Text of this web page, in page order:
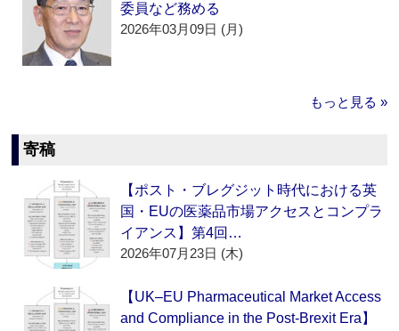
委員など務める
2026年03月09日 (月)
もっと見る »
寄稿
【ポスト・ブレグジット時代における英
国・EUの医薬品市場アクセスとコンプラ
イアンス】第4回…
2026年07月23日 (木)
【UK–EU Pharmaceutical Market Access
and Compliance in the Post-Brexit Era】